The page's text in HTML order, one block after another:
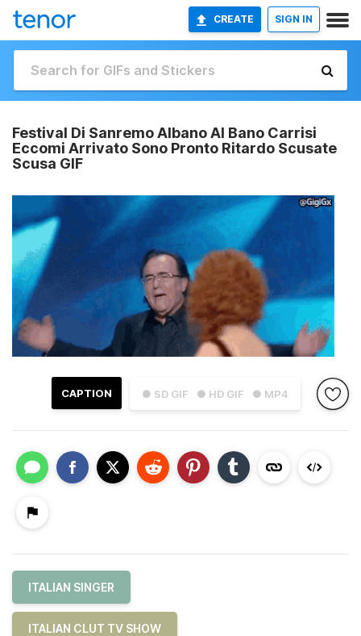
CREATE SIGN IN
Festival Di Sanremo Albano Al Bano Carrisi
Eccomi Arrivato Sono Pronto Ritardo Scusate
Scusa GIF
● SD GIF ● HD GIF ● MP4
CAPTION
ITALIAN SINGER
ITALIAN CLUT TV SHOW